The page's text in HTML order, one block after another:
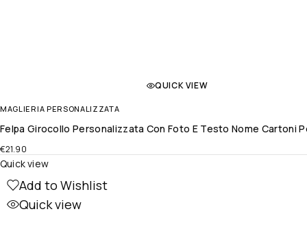
QUICK VIEW
MAGLIERIA PERSONALIZZATA
Felpa Girocollo Personalizzata Con Foto E Testo Nome Cartoni
€21.90
Add to Wishlist
Quick view
Quick view